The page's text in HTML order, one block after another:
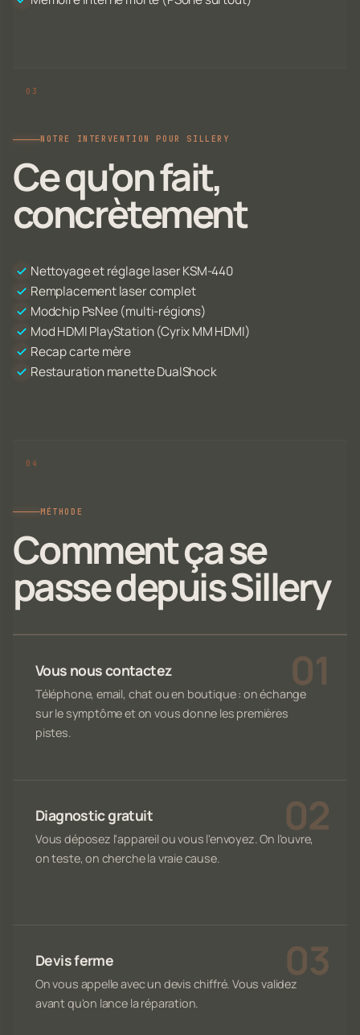
NOTRE INTERVENTION POUR SILLERY
Ce qu'on fait,
concrètement
Nettoyage et réglage laser KSM-440
Remplacement laser complet
Modchip PsNee (multi-régions)
Mod HDMI PlayStation (Cyrix MM HDMI)
Recap carte mère
Restauration manette DualShock
MÉTHODE
Comment ça se
passe depuis Sillery
Vous nous contactez
Téléphone, email, chat ou en boutique : on échange
sur le symptôme et on vous donne les premières
pistes.
Diagnostic gratuit
Vous déposez l'appareil ou vous l'envoyez. On l'ouvre,
on teste, on cherche la vraie cause.
Devis ferme
On vous appelle avec un devis chiffré. Vous validez
avant qu'on lance la réparation.